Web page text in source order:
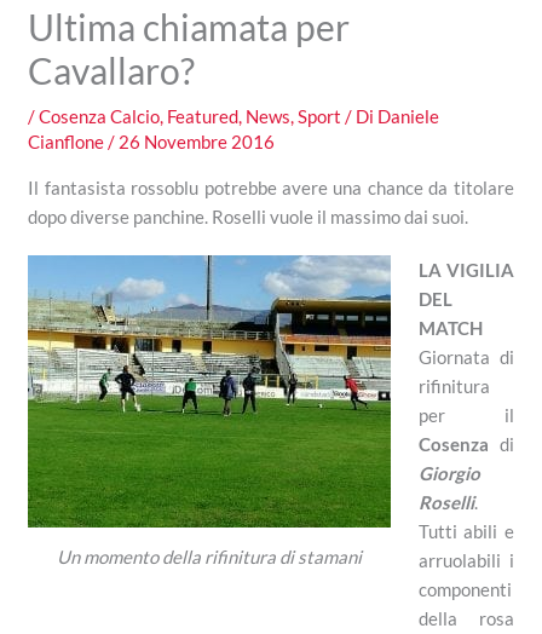
Ultima chiamata per
Cavallaro?
/Cosenza Calcio, Featured, News,Sport / Di Daniele
Cianflone/ 26 Novembre 2016
Il fantasista rossoblu potrebbe avere una chance da titolare
dopo diverse panchine. Roselli vuole il massimo dai suoi.
Un momento della rifinitura di stamani
LA VIGILIA
DEL
MATCH
Giornata di
rifinitura
per il
Cosenza di
Giorgio
Roselli.
Tutti abili e
arruolabili i
componenti
della rosa